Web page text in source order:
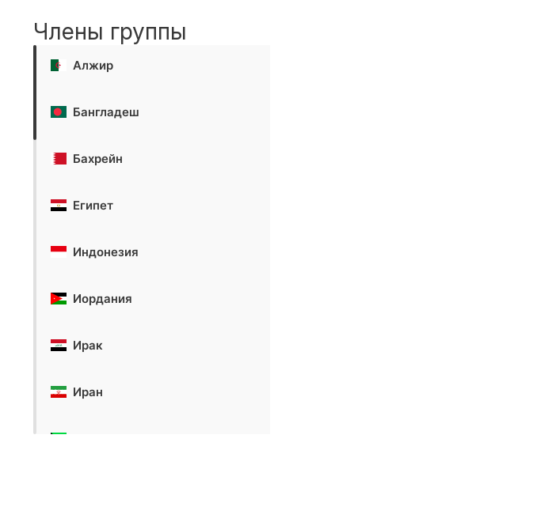
Члены группы
Алжир
Бангладеш
Бахрейн
Египет
Индонезия
Иордания
Ирак
Иран